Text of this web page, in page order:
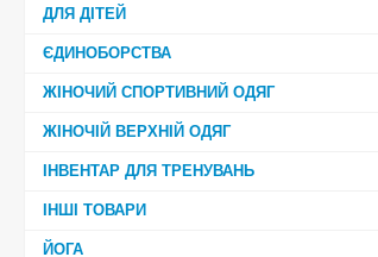
ДЛЯ ДІТЕЙ
ЄДИНОБОРСТВА
ЖІНОЧИЙ СПОРТИВНИЙ ОДЯГ
ЖІНОЧІЙ ВЕРХНІЙ ОДЯГ
ІНВЕНТАР ДЛЯ ТРЕНУВАНЬ
ІНШІ ТОВАРИ
ЙОГА